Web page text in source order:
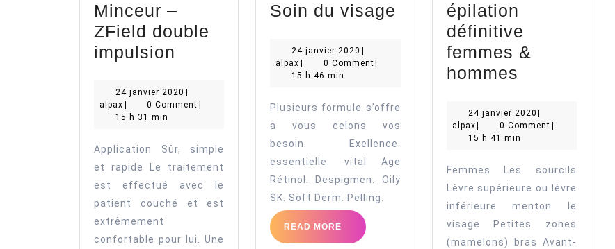
Minceur –
ZField double
impulsion
ZField
double
24 janvier 2020 24
janvier
alpax alpax 0 Comment
15 h 31 min
Application Sûr, simple
et rapide Le traitement
est effectué avec le
patient couché et est
extrêmement
confortable pour lui. Une
Soin du visage
visage
24 janvier 2020 24
janvier
alpax alpax 0 Comment
15 h 46 min
Plusieurs formule s’offre
a vous celons vos
besoin. Exellence.
essentielle. vital Age
Rétinol. Despigmen. Oily
SK. Soft Derm. Pelling.
READ MORE
READ
MORE
épilation
définitive
femmes &
hommes
femmes
&
24 janvier 2020 24
janvier
alpaxalpax 0 Comment
15 h 41 min
Femmes Les sourcils
Lèvre supérieure ou lèvre
inférieure menton le
visage Petites zones
(mamelons) bras Avant-